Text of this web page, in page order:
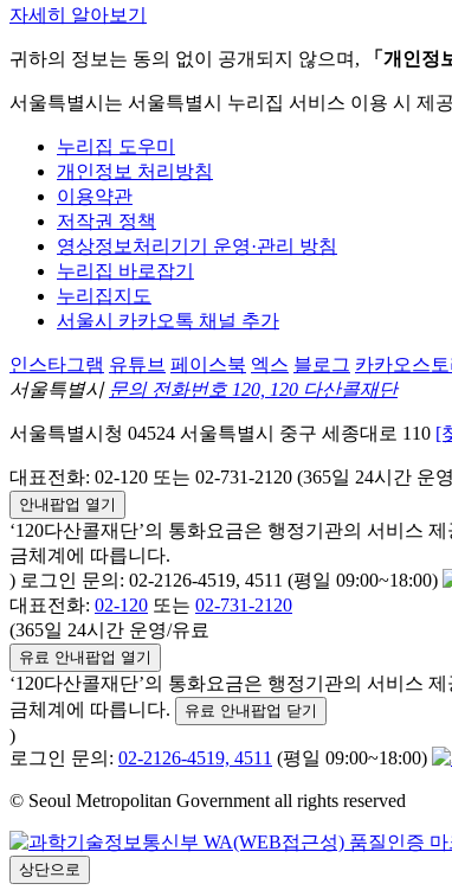
자세히 알아보기
귀하의 정보는 동의 없이 공개되지 않으며, 「개인정
서울특별시는 서울특별시 누리집 서비스 이용 시 제
누리집 도우미
개인정보 처리방침
이용약관
저작권 정책
영상정보처리기기 운영·관리 방침
누리집 바로잡기
누리집지도
서울시 카카오톡 채널 추가
인스타그램 유튜브 페이스북 엑스 블로그 카카오스토
서울특별시 문의 전화번호 120, 120 다산콜재단
서울특별시청 04524 서울특별시 중구 세종대로 110 [
대표전화: 02-120 또는 02-731-2120 (365일 24시간 운
안내팝업 열기
‘120다산콜재단’의 통화요금은 행정기관의 서비스
금체계에 따릅니다.
) 로그인 문의: 02-2126-4519, 4511 (평일 09:00~18:00)
대표전화: 02-120 또는 02-731-2120
(365일 24시간 운영/유료
유료 안내팝업 열기
‘120다산콜재단’의 통화요금은 행정기관의 서비스
금체계에 따릅니다.
유료 안내팝업 닫기
)
로그인 문의: 02-2126-4519, 4511 (평일 09:00~18:00)
© Seoul Metropolitan Government all rights reserved
상단으로